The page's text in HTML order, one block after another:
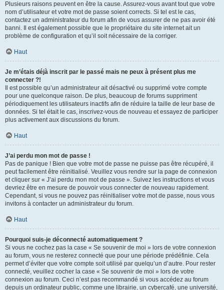
Plusieurs raisons peuvent en être la cause. Assurez-vous avant tout que votre
nom d’utilisateur et votre mot de passe soient corrects. Si tel est le cas,
contactez un administrateur du forum afin de vous assurer de ne pas avoir été
banni. Il est également possible que le propriétaire du site internet ait un
problème de configuration et qu’il soit nécessaire de la corriger.
Haut
Je m’étais déjà inscrit par le passé mais ne peux à présent plus me
connecter ?!
Il est possible qu’un administrateur ait désactivé ou supprimé votre compte
pour une quelconque raison. De plus, beaucoup de forums suppriment
périodiquement les utilisateurs inactifs afin de réduire la taille de leur base de
données. Si tel était le cas, inscrivez-vous de nouveau et essayez de participer
plus activement aux discussions du forum.
Haut
J’ai perdu mon mot de passe !
Pas de panique ! Bien que votre mot de passe ne puisse pas être récupéré, il
peut facilement être réinitialisé. Veuillez vous rendre sur la page de connexion
et cliquer sur « J’ai perdu mon mot de passe ». Suivez les instructions et vous
devriez être en mesure de pouvoir vous connecter de nouveau rapidement.
Cependant, si vous ne pouvez pas réinitialiser votre mot de passe, nous vous
invitons à contacter un administrateur du forum.
Haut
Pourquoi suis-je déconnecté automatiquement ?
Si vous ne cochez pas la case « Se souvenir de moi » lors de votre connexion
au forum, vous ne resterez connecté que pour une période prédéfinie. Cela
permet d’éviter que votre compte soit utilisé par quelqu’un d’autre. Pour rester
connecté, veuillez cocher la case « Se souvenir de moi » lors de votre
connexion au forum. Ceci n’est pas recommandé si vous accédez au forum
depuis un ordinateur public, comme une librairie, un cybercafé, une université,